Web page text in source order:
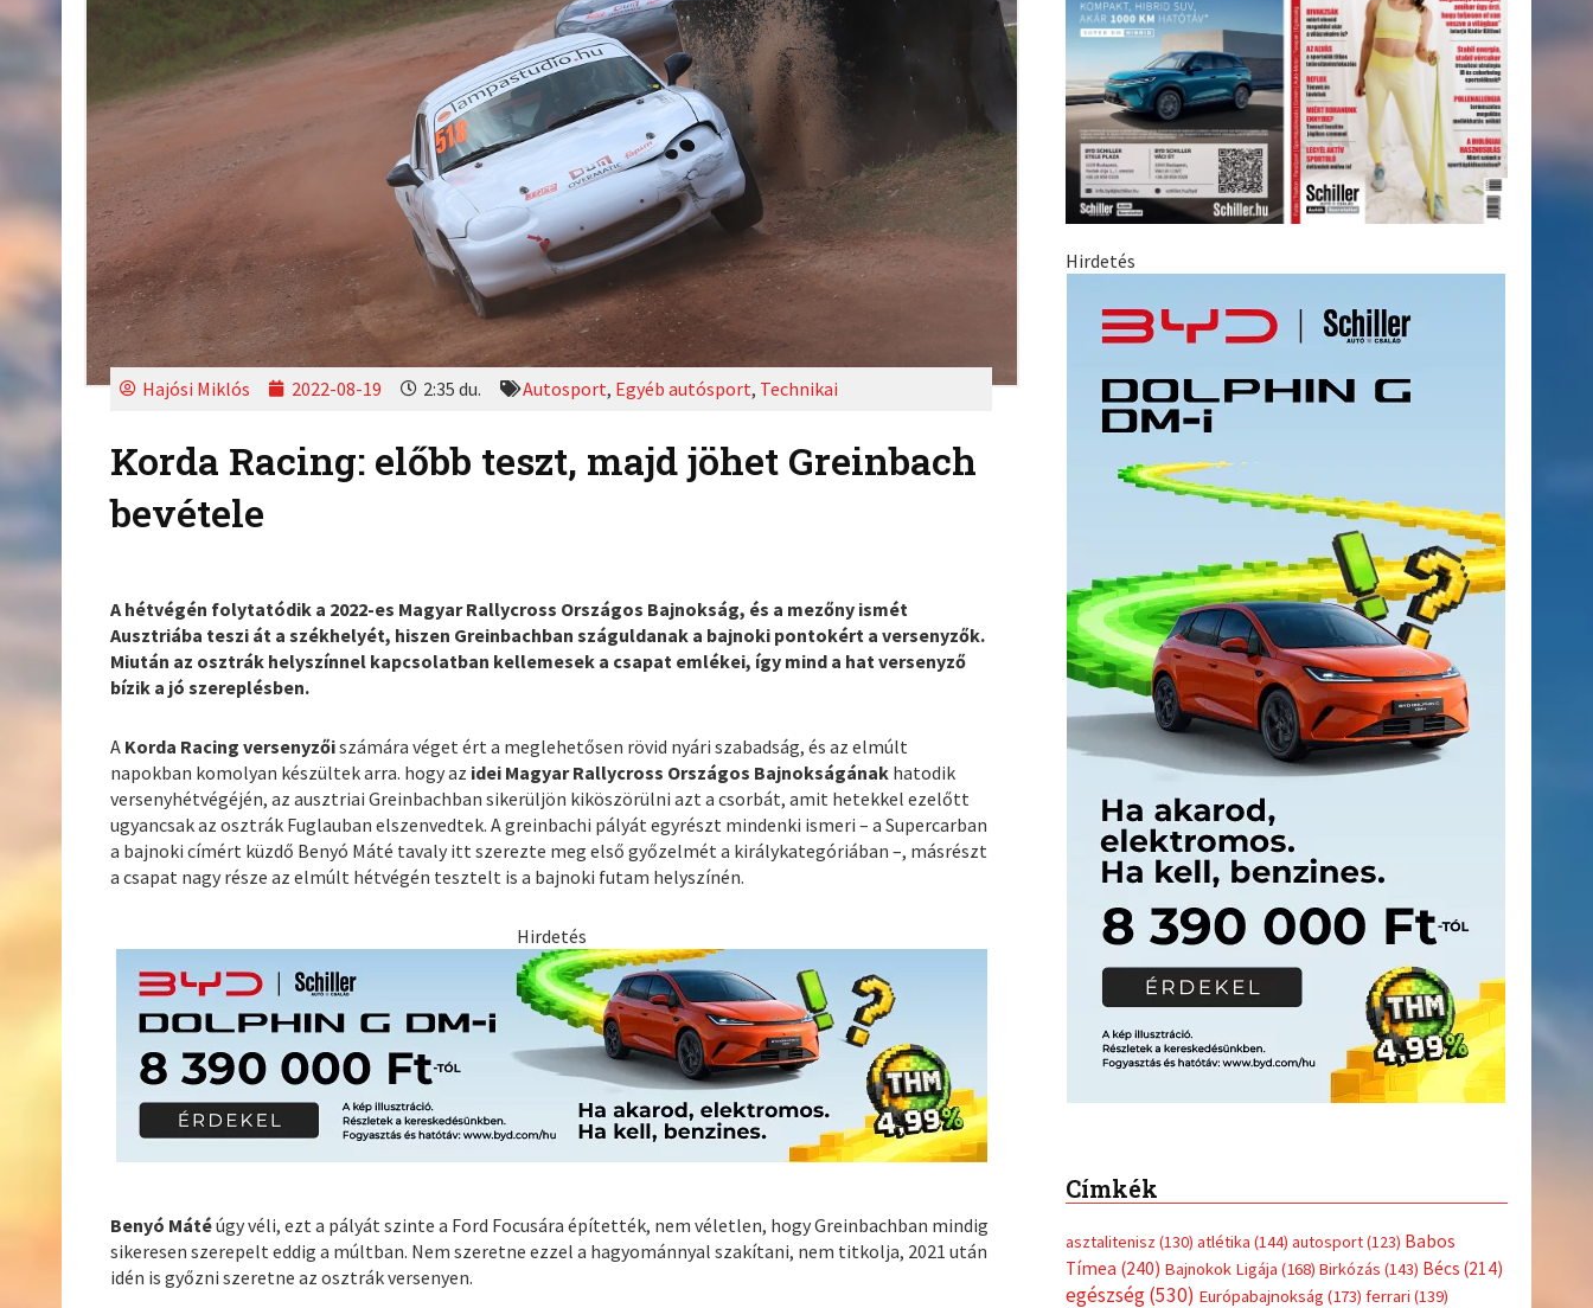
Hajósi Miklós 2022-08-19 2:35 du. Autosport, Egyéb autósport, Technikai
Korda Racing: előbb teszt, majd jöhet Greinbach
bevétele
A hétvégén folytatódik a 2022-es Magyar Rallycross Országos Bajnokság, és a mezőny ismét
Ausztriába teszi át a székhelyét, hiszen Greinbachban száguldanak a bajnoki pontokért a versenyzők.
Miután az osztrák helyszínnel kapcsolatban kellemesek a csapat emlékei, így mind a hat versenyző
bízik a jó szereplésben.
A Korda Racing versenyzőiszámára véget ért a meglehetősen rövid nyári szabadság, és az elmúlt
napokban komolyan készültek arra. hogy az idei Magyar Rallycross Országos Bajnokságának hatodik
versenyhétvégéjén, az ausztriai Greinbachban sikerüljön kiköszörülni azt a csorbát, amit hetekkel ezelőtt
ugyancsak az osztrák Fuglauban elszenvedtek. A greinbachi pályát egyrészt mindenki ismeri – a Supercarban
a bajnoki címért küzdő Benyó Máté tavaly itt szerezte meg első győzelmét a királykategóriában –, másrészt
a csapat nagy része az elmúlt hétvégén tesztelt is a bajnoki futam helyszínén.
Hirdetés
Benyó Mátéúgy véli, ezt a pályát szinte a Ford Focusára építették, nem véletlen, hogy Greinbachban mindig
sikeresen szerepelt eddig a múltban. Nem szeretne ezzel a hagyománnyal szakítani, nem titkolja, 2021 után
idén is győzni szeretne az osztrák versenyen.
Hirdetés
Címkék
asztalitenisz (130) atlétika (144) autosport(123) Babos
Tímea (240) Bajnokok Ligája (168) Birkózás (143) Bécs (214)
egészség(530) Európabajnokság (173) ferrari (139)